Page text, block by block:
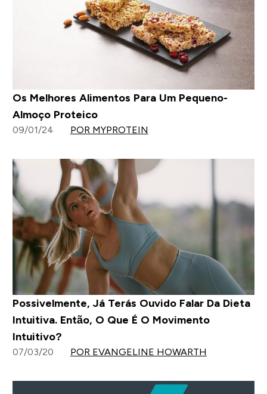
Os Melhores Alimentos Para Um Pequeno-
Almoço Proteico
09/01/24 POR MYPROTEIN
Possivelmente, Já Terás Ouvido Falar Da Dieta
Intuitiva. Então, O Que É O Movimento
Intuitivo?
07/03/20 POR EVANGELINE HOWARTH